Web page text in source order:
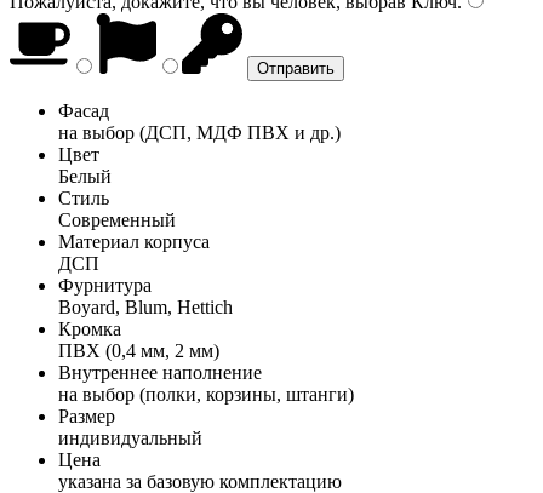
Фасад
на выбор (ДСП, МДФ ПВХ и др.)
Цвет
Белый
Стиль
Современный
Материал корпуса
ДСП
Фурнитура
Boyard, Blum, Hettich
Кромка
ПВХ (0,4 мм, 2 мм)
Внутреннее наполнение
на выбор (полки, корзины, штанги)
Размер
индивидуальный
Цена
указана за базовую комплектацию